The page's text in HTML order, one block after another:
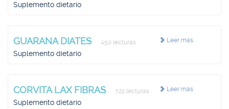
Suplemento dietario
Leer más
GUARANA DIATES 450 lecturas
Suplemento dietario
Leer más
CORVITA LAX FIBRAS 722 lecturas
Suplemento dietario